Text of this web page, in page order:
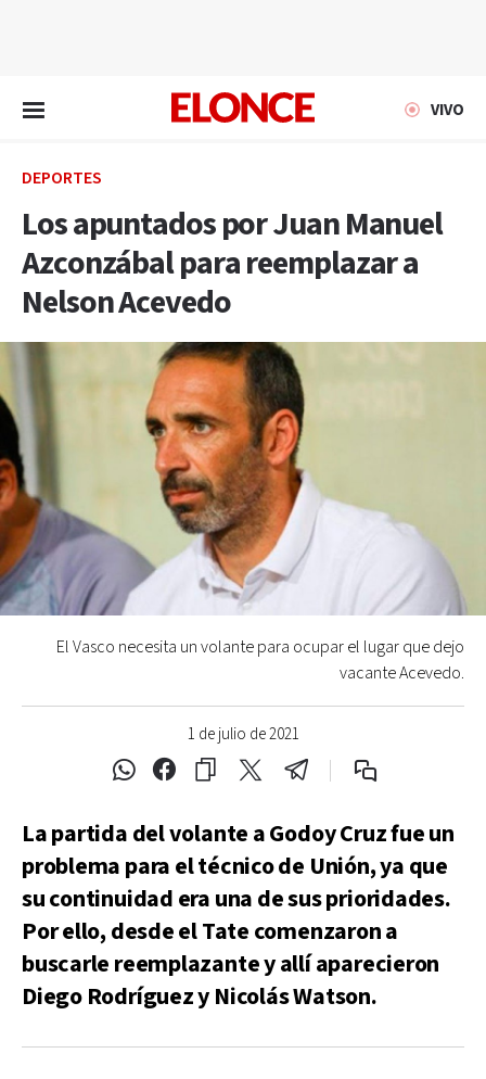
VIVO
DEPORTES
Los apuntados por Juan Manuel
Azconzábal para reemplazar a
Nelson Acevedo
1 de julio de 2021
El Vasco necesita un volante para ocupar el lugar que dejo
vacante Acevedo.
La partida del volante a Godoy Cruz fue un
problema para el técnico de Unión, ya que
su continuidad era una de sus prioridades.
Por ello, desde el Tate comenzaron a
buscarle reemplazante y allí aparecieron
Diego Rodríguez y Nicolás Watson.